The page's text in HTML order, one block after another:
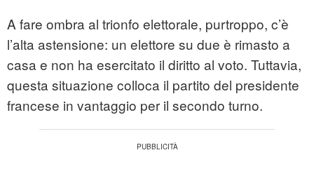
A fare ombra al trionfo elettorale, purtroppo, c’è
l’alta astensione: un elettore su due è rimasto a
casa e non ha esercitato il diritto al voto. Tuttavia,
questa situazione colloca il partito del presidente
francese in vantaggio per il secondo turno.